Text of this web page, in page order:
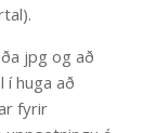
jpg og að
í huga að
fyrir